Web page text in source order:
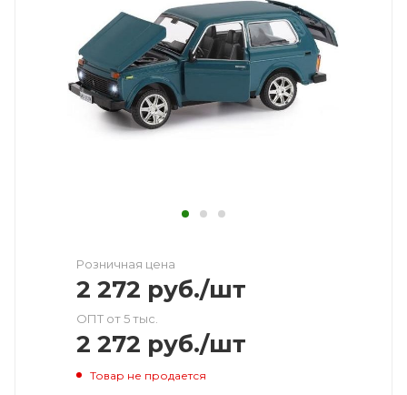
Розничная цена
2 272 руб./шт
ОПТ от 5 тыс.
2 272 руб./шт
Товар не продается